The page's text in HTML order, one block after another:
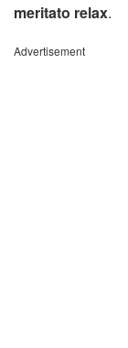
meritato relax.
Advertisement